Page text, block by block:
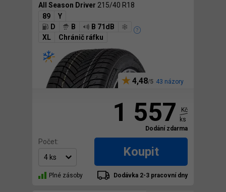
All Season Driver 215/40 R18
89
Y
D
B
B 71dB
XL
Chránič ráfku
4,48 43 názory
1 557
Kč
ks
Dodání zdarma
Počet:
Koupit
Plné zásoby Dodávka 2-3 pracovní dny